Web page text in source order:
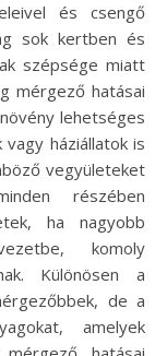
és csengő
sok kertben és
szépsége miatt
mérgező hatásai
lehetséges
vagy háziállatok is
vegyületeket
részében
ha nagyobb
komoly
Különösen a
de a
amelyek